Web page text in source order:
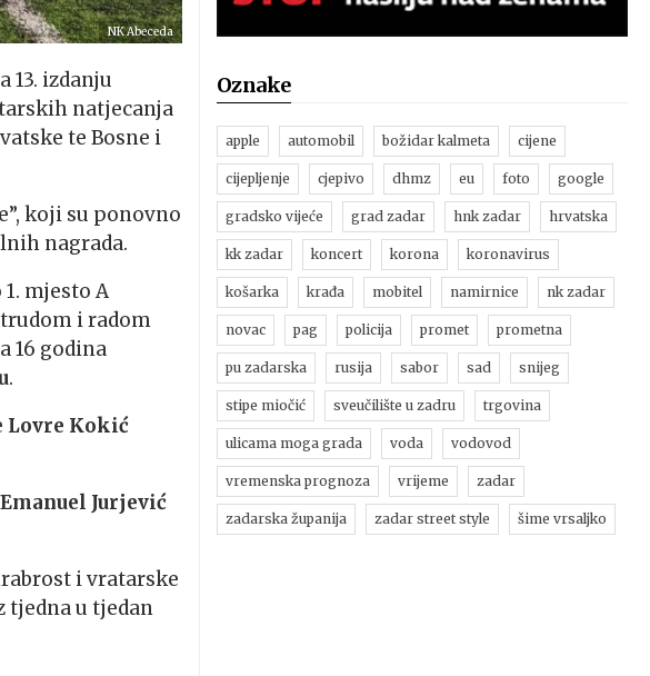
NK Abeceda
13. izdanju
natjecanja
te Bosne i
koji su ponovno
nagrada.
mjesto A
i radom
16 godina
.
Lovre Kokić
Emanuel Jurjević
i vratarske
tjedna u tjedan
Oznake
apple automobil božidar kalmeta cijene
cijepljenje cjepivo dhmz eu foto google
gradsko vijeće grad zadar hnk zadar hrvatska
kk zadar koncert korona koronavirus
košarka krađa mobitel namirnice nk zadar
novac pag policija promet prometna
pu zadarska rusija sabor sad snijeg
stipe miočić sveučilište u zadru trgovina
ulicama moga grada voda vodovod
vremenska prognoza vrijeme zadar
zadarska županija zadar street style šime vrsaljko